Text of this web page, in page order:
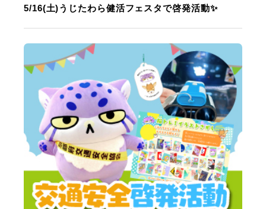
5/16(土)うじたわら健活フェスタで啓発活動✨